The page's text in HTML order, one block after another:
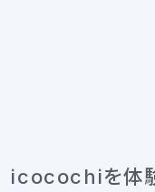
icocochiを体